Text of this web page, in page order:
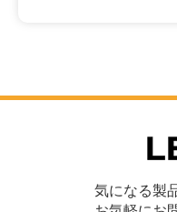
気になる製